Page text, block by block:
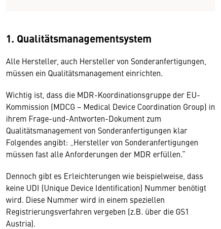
1. Qualitätsmanagementsystem
Alle Hersteller, auch Hersteller von Sonderanfertigungen,
müssen ein Qualitätsmanagement einrichten.
Wichtig ist, dass die MDR-Koordinationsgruppe der EU-
Kommission (MDCG – Medical Device Coordination Group) in
ihrem Frage-und-Antworten-Dokument zum
Qualitätsmanagement von Sonderanfertigungen klar
Folgendes angibt: „Hersteller von Sonderanfertigungen
müssen fast alle Anforderungen der MDR erfüllen.“
Dennoch gibt es Erleichterungen wie beispielweise, dass
keine UDI (Unique Device Identification) Nummer benötigt
wird. Diese Nummer wird in einem speziellen
Registrierungsverfahren vergeben (z.B. über die GS1
Austria).